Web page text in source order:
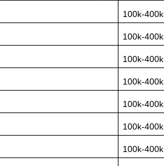
100k-400k
100k-400k
100k-400k
100k-400k
100k-400k
100k-400k
100k-400k